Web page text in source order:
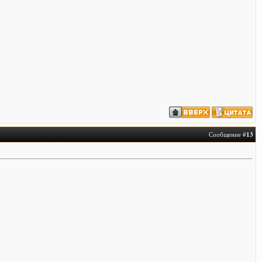
Сообщение #13